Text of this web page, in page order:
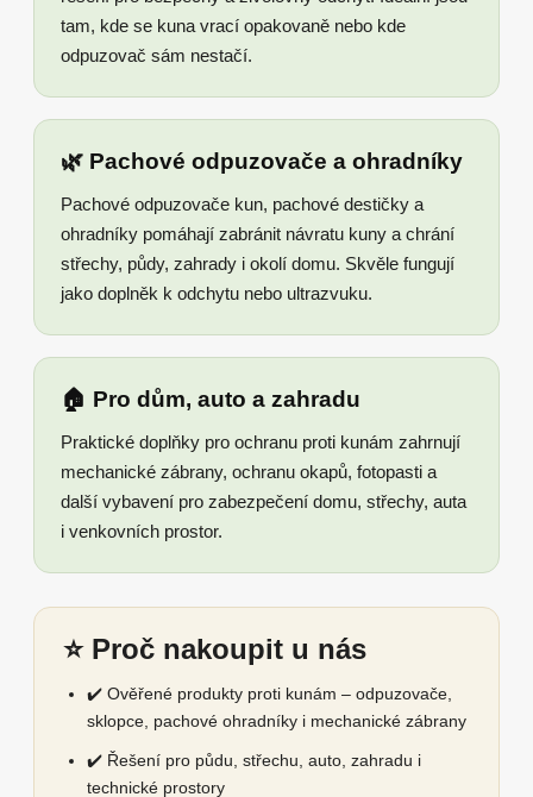
tam, kde se kuna vrací opakovaně nebo kde
odpuzovač sám nestačí.
🌿 Pachové odpuzovače a ohradníky
Pachové odpuzovače kun, pachové destičky a
ohradníky pomáhají zabránit návratu kuny a chrání
střechy, půdy, zahrady i okolí domu. Skvěle fungují
jako doplněk k odchytu nebo ultrazvuku.
🏠 Pro dům, auto a zahradu
Praktické doplňky pro ochranu proti kunám zahrnují
mechanické zábrany, ochranu okapů, fotopasti a
další vybavení pro zabezpečení domu, střechy, auta
i venkovních prostor.
⭐ Proč nakoupit u nás
✔️ Ověřené produkty proti kunám – odpuzovače,
sklopce, pachové ohradníky i mechanické zábrany
✔️ Řešení pro půdu, střechu, auto, zahradu i
technické prostory